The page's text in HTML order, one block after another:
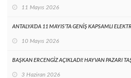
11 Mayıs 2026
ANTALYA’DA 11 MAYIS’TA GENİŞ KAPSAMLI
10 Mayıs 2026
BAŞKAN ERCENGİZ AÇIKLADI! HAYVAN PAZARI
3 Haziran 2026